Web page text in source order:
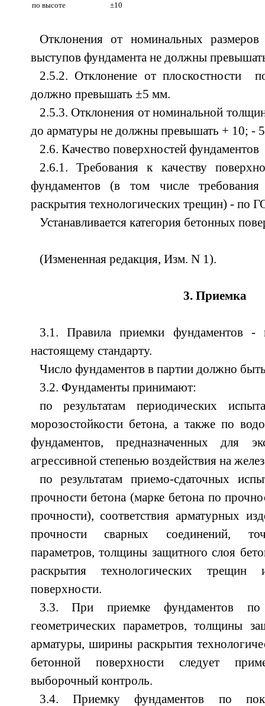
по высоте
±10
Отклонения от номинальных
выступов фундамента не должны
2.5.2. Отклонение от плоскостности
должно превышать ±5 мм.
2.5.3. Отклонения от номинальной
до арматуры не должны превышать + 10; -
2.6. Качество поверхностей фундаментов
2.6.1. Требования к качеству
фундаментов (в том числе
раскрытия технологических трещин) - по
Устанавливается категория бетонных
(Измененная редакция, Изм. N 1).
3. Приемка
3.1. Правила приемки фундаментов
настоящему стандарту.
Число фундаментов в партии должно
3.2. Фундаменты принимают:
по результатам периодических
морозостойкости бетона, а также по
фундаментов, предназначенных для
агрессивной степенью воздействия на
по результатам приемо-сдаточных
прочности бетона (марке бетона по
прочности), соответствия арматурных
прочности сварных соединений,
параметров, толщины защитного слоя
раскрытия технологических трещин
поверхности.
3.3. При приемке фундаментов по
геометрических параметров, толщины
арматуры, ширины раскрытия
бетонной поверхности следует
выборочный контроль.
3.4. Приемку фундаментов по